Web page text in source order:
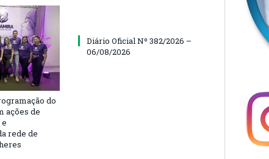
do
ações de
rede de
Diário Oficial Nº 382/2026 –
06/08/2026